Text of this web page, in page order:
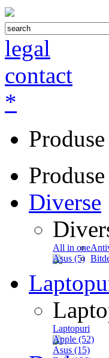
legal
contact
*
Produse
Produse
Diverse
All in one
Asus (5)
Laptopuri
Apple (52)
Asus (15)